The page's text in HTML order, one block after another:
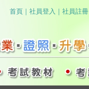
首頁 ｜ 社員登入 ｜ 社員註冊